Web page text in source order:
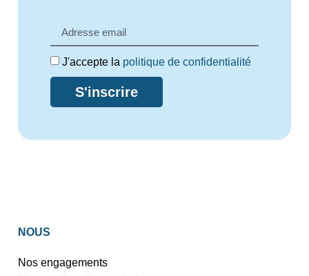
J'accepte la politique de confidentialité
S'inscrire
NOUS
Nos engagements